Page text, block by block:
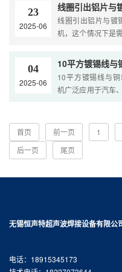
23
2025-06
线圈引出铝片与
线圈引出铝片与镀
机，这个情况下是
04
2025-06
10平方镀锡线与
10平方镀锡线与
机‍广泛应用于汽车
首页 前一页 1
后一页
尾页
无锡恒声特超声波焊接设备有限公
电话：18915345173